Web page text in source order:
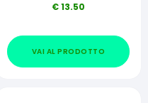
€13.50
VAI AL PRODOTTO